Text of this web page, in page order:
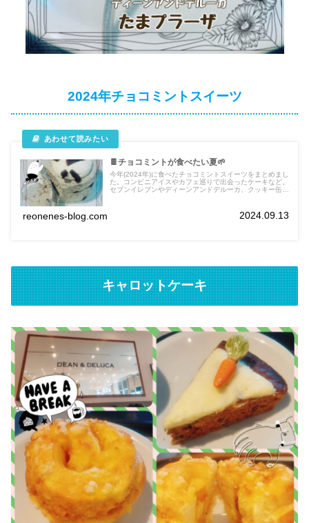
2024年チョコミントスイーツ
🍫チョコミントが食べたい夏🌱
今年(2024年)に食べたチョコミントスイーツをまとめまし
た。コンビニアイスやカフェ巡りで出会ったケーキなど。
セブンイレブンやディーンアンドデルーカ、クッキー缶で
reonenes-blog.com 2024.09.13
キャロットケーキ